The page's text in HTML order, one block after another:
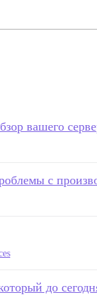
вашего
с
до